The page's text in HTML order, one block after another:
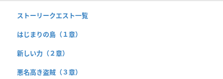
ストーリークエスト一覧
はじまりの島（１章）
新しい力（２章）
悪名高き盗賊（３章）